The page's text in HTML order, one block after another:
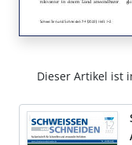
Dieser Artikel ist